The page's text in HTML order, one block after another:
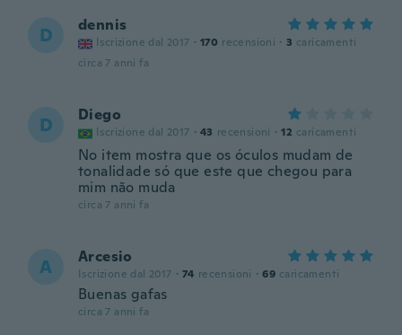
D dennis
Iscrizione dal 2017 · 170 recensioni · 3 caricamenti
circa 7 anni fa
D Diego
Iscrizione dal 2017 · 43 recensioni · 12 caricamenti
No item mostra que os óculos mudam de
tonalidade só que este que chegou para
mim não muda
circa 7 anni fa
A Arcesio
Iscrizione dal 2017 · 74 recensioni · 69 caricamenti
Buenas gafas
circa 7 anni fa